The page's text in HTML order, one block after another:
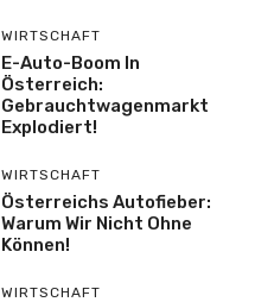
WIRTSCHAFT
E-Auto-Boom In
Österreich:
Gebrauchtwagenmarkt
Explodiert!
WIRTSCHAFT
Österreichs Autofieber:
Warum Wir Nicht Ohne
Können!
WIRTSCHAFT